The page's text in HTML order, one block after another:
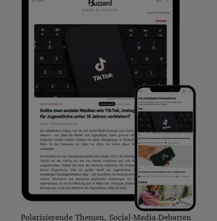
Polarisierende Themen, Social-Media-Debatten